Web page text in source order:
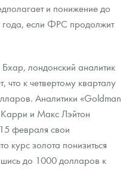
и понижение до
если ФРС продолжит
Бхар, лондонский аналитик
что к четвертому кварталу
Аналитики «Goldman
и Макс Лэйтон
февраля свои
курс золота понизиться
до 1000 долларов к